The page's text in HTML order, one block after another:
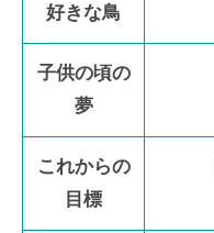
好きな鳥
子供の頃の
夢
これからの
目標